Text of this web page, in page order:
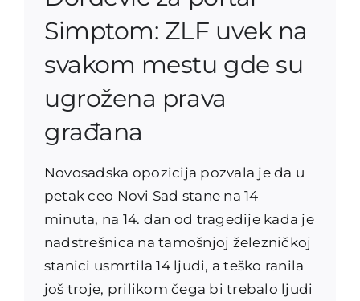
Simptom: ZLF uvek na
svakom mestu gde su
ugrožena prava
građana
Novosadska opozicija pozvala je da u
petak ceo Novi Sad stane na 14
minuta, na 14. dan od tragedije kada je
nadstrešnica na tamošnjoj železničkoj
stanici usmrtila 14 ljudi, a teško ranila
još troje, prilikom čega bi trebalo ljudi